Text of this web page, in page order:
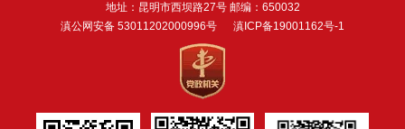
地址：昆明市西坝路27号 邮编：650032
滇公网安备 53011202000996号
滇ICP备19001162号-1